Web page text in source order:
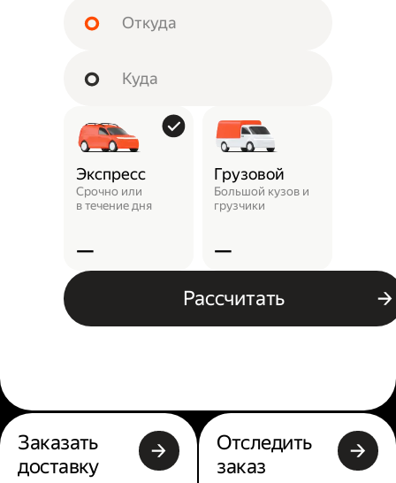
Экспресс
Срочно или
в течение дня
—
Грузовой
Большой кузов и
грузчики
—
Рассчитать
Заказать
доставку
Отследить
заказ